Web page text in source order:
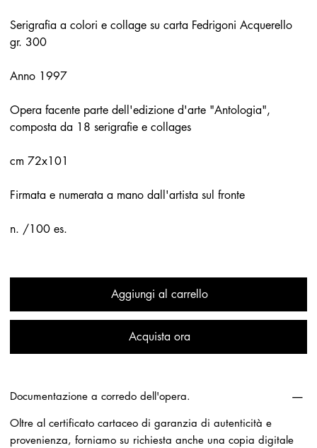
Serigrafia a colori e collage su carta Fedrigoni Acquerello
gr. 300
Anno 1997
Opera facente parte dell'edizione d'arte "Antologia",
composta da 18 serigrafie e collages
cm 72x101
Firmata e numerata a mano dall'artista sul fronte
n. /100 es.
Aggiungi al carrello
Acquista ora
Documentazione a corredo dell'opera.
Oltre al certificato cartaceo di garanzia di autenticità e
provenienza, forniamo su richiesta anche una copia digitale